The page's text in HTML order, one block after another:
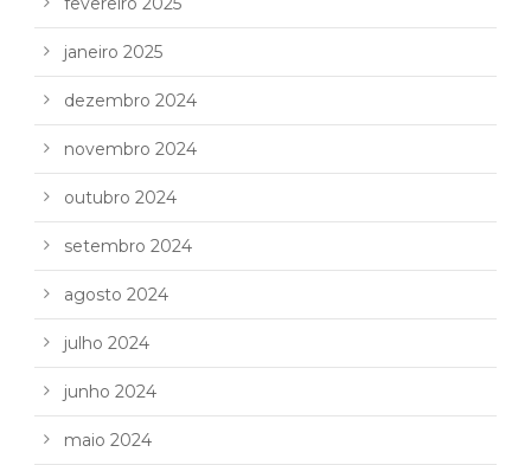
janeiro 2025
dezembro 2024
novembro 2024
outubro 2024
setembro 2024
agosto 2024
julho 2024
junho 2024
maio 2024